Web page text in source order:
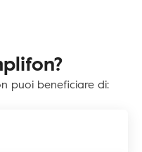
puoi beneficiare di: